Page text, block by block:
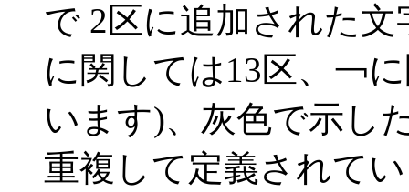
で 2区に追加された
に関しては13区、￢
います)、灰色で示し
重複して定義されて